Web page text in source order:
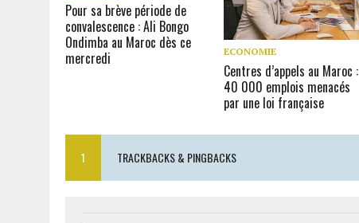
Pour sa brève période de
convalescence : Ali Bongo
Ondimba au Maroc dès ce
mercredi
ECONOMIE
Centres d’appels au Maroc :
40 000 emplois menacés
par une loi française
1 TRACKBACKS & PINGBACKS